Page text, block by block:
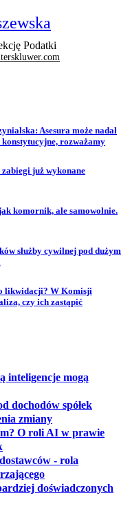
Podatki
z
Asesura może nadal
rozważamy
zabiegi już wykonane
jak komornik, ale samowolnie.
służby cywilnej pod dużym
likwidacji? W Komisji
czy ich zastąpić
inteligencje mogą
w nowej karcie
dochodów spółekotwiera
zmianyotwiera się w
O roli AI w prawie
otwiera się w nowej karcie
- rola
otwiera się w
doświadczonych
się w nowej karcie